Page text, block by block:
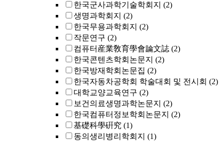
한국군사과학기술학회지 (2)
생명과학회지 (2)
한국무용과학회지 (2)
작문연구 (2)
컴퓨터産業敎育學會論文誌 (2)
한국콘텐츠학회논문지 (2)
한국방재학회논문집 (2)
한국자동차공학회 학술대회 및 전시회 (2)
대학교양교육연구 (2)
보건의료생명과학논문지 (2)
한국컴퓨터정보학회논문지 (2)
基礎科學硏究 (1)
동의생리병리학회지 (1)